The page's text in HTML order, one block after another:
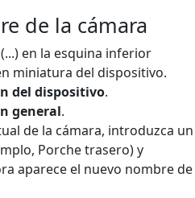
de la cámara
(...) en la esquina inferior
miniatura del dispositivo.
del dispositivo.
general.
de la cámara, introduzca un
Porche trasero) y
aparece el nuevo nombre de